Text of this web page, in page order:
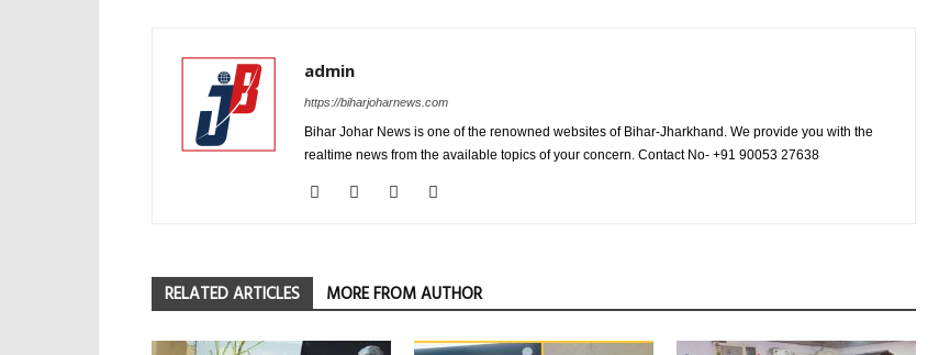
admin
https://biharjoharnews.com
Bihar Johar News is one of the renowned websites of Bihar-Jharkhand. We provide you with the
realtime news from the available topics of your concern. Contact No- +91 90053 27638
RELATED ARTICLES MORE FROM AUTHOR